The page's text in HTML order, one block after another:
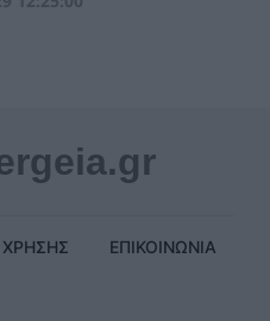
ΧΡΗΣΗΣ ΕΠΙΚΟΙΝΩΝΙΑ